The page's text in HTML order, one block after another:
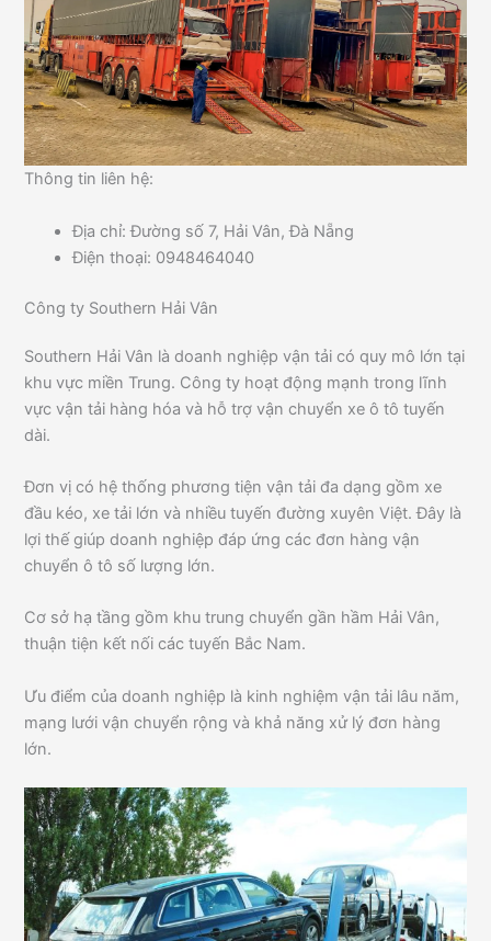
Thông tin liên hệ:
Địa chỉ: Đường số 7, Hải Vân, Đà Nẵng
Điện thoại: 0948464040
Công ty Southern Hải Vân
Southern Hải Vân là doanh nghiệp vận tải có quy mô lớn tại
khu vực miền Trung. Công ty hoạt động mạnh trong lĩnh
vực vận tải hàng hóa và hỗ trợ vận chuyển xe ô tô tuyến
dài.
Đơn vị có hệ thống phương tiện vận tải đa dạng gồm xe
đầu kéo, xe tải lớn và nhiều tuyến đường xuyên Việt. Đây là
lợi thế giúp doanh nghiệp đáp ứng các đơn hàng vận
chuyển ô tô số lượng lớn.
Cơ sở hạ tầng gồm khu trung chuyển gần hầm Hải Vân,
thuận tiện kết nối các tuyến Bắc Nam.
Ưu điểm của doanh nghiệp là kinh nghiệm vận tải lâu năm,
mạng lưới vận chuyển rộng và khả năng xử lý đơn hàng
lớn.